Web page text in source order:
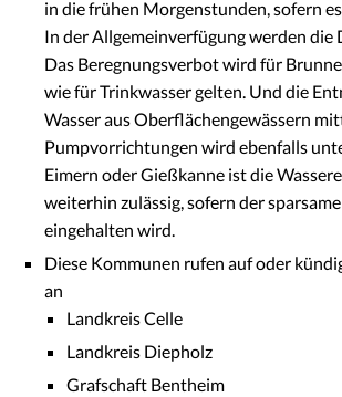
in die frühen Morgenstunden, sofern
In der Allgemeinverfügung werden die
Das Beregnungsverbot wird für
wie für Trinkwasser gelten. Und die
Wasser aus Oberflächengewässern
Pumpvorrichtungen wird ebenfalls
Eimern oder Gießkanne ist die
weiterhin zulässig, sofern der
eingehalten wird.
Diese Kommunen rufen auf oder
an
Landkreis Celle
Landkreis Diepholz
Grafschaft Bentheim